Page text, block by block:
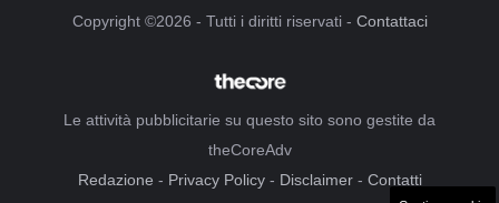
Copyright ©2026 - Tutti i diritti riservati - Contattaci
Le attività pubblicitarie su questo sito sono gestite da
theCoreAdv
Redazione - Privacy Policy- Disclaimer- Contatti